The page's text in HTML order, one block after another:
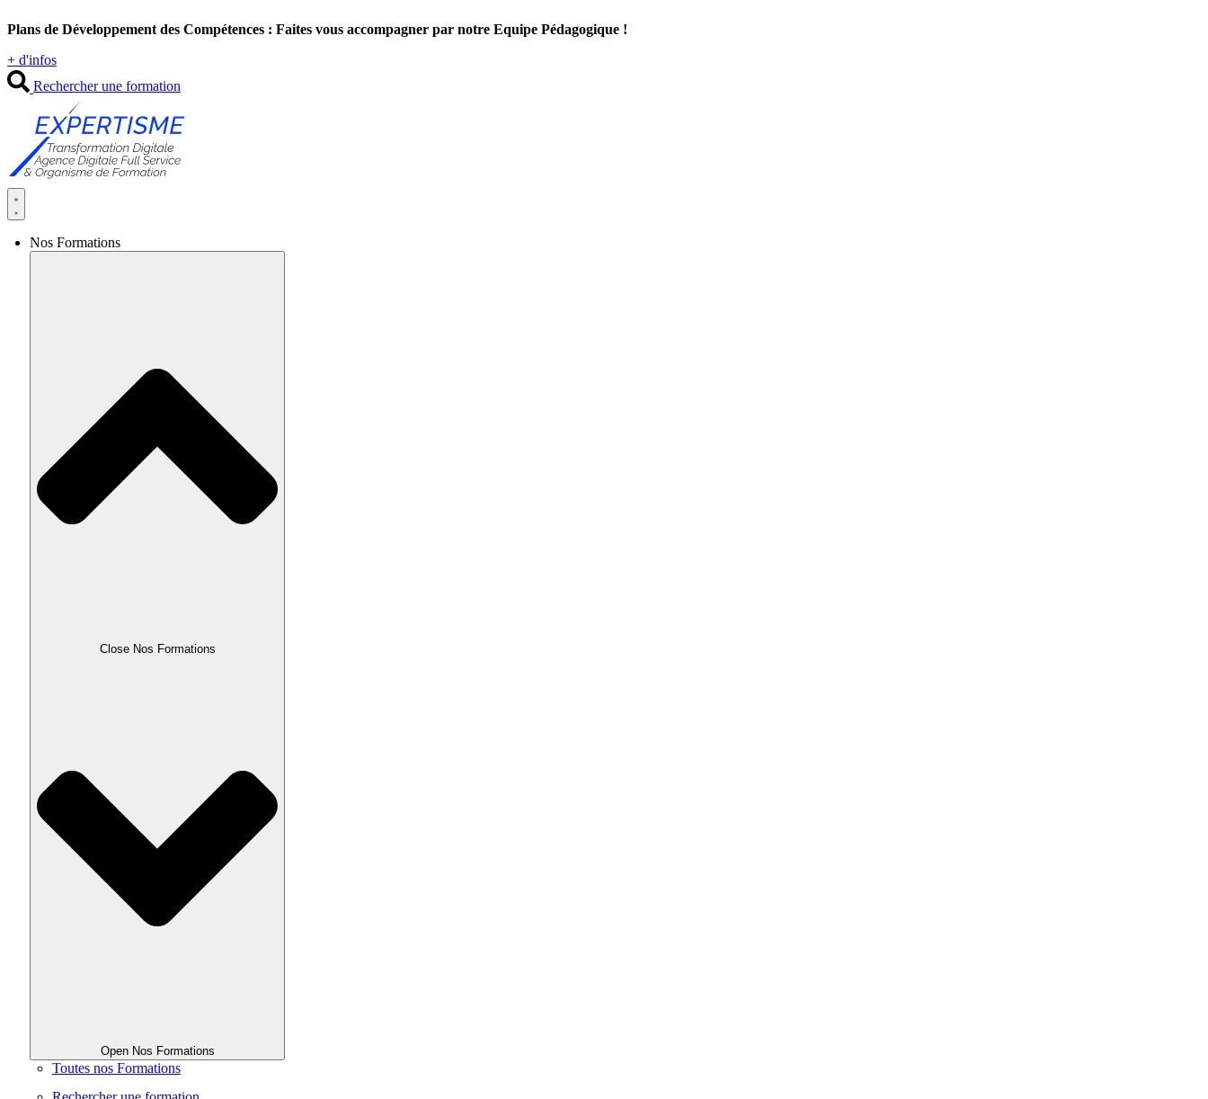
au
Plans de Développement des Compétences : Faites vous accompagner par notre Equipe Pédagogique !
+ d'infos
Rechercher une formation
Nos Formations
Close Nos Formations
Open Nos Formations
Toutes nos Formations